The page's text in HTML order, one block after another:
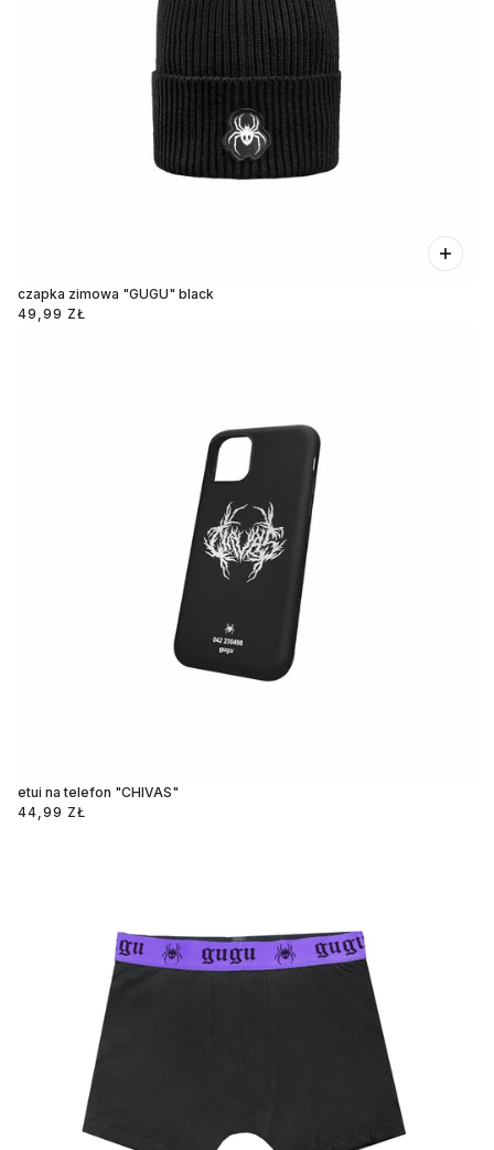
czapka zimowa "GUGU" black
49,99 ZŁ
etui na telefon "CHIVAS"
44,99 ZŁ